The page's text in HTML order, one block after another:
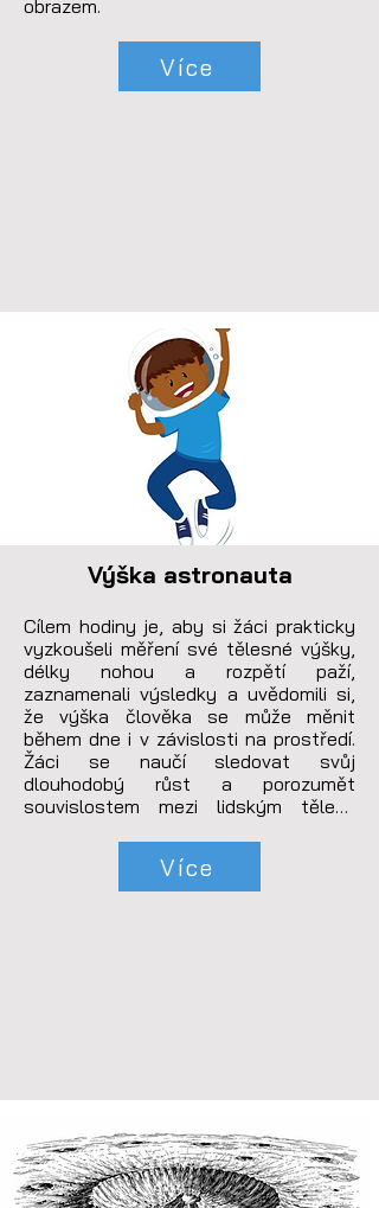
obrazem.
Více
Výška astronauta
Cílem hodiny je, aby si žáci prakticky
vyzkoušeli měření své tělesné výšky,
délky nohou a rozpětí paží,
zaznamenali výsledky a uvědomili si,
že výška člověka se může měnit
během dne i v závislosti na prostředí.
Žáci se naučí sledovat svůj
dlouhodobý růst a porozumět
souvislostem mezi lidským tělem,
Více